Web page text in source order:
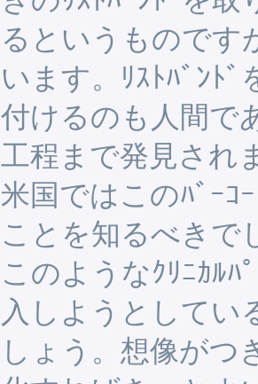
るというものです
います。ﾘｽﾄﾊﾞﾝﾄﾞ
付けるのも人間で
工程まで発見され
米国ではこのﾊﾞｰｺ
ことを知るべきで
このようなｸﾘﾆｶﾙ
入しようとしてい
しょう。想像がつ